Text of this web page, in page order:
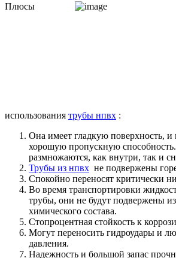
Плюсы
использования трубы нпвх :
Она имеет гладкую поверхность, и
хорошую пропускную
размножаются, как внутри, так и
Трубы из нпвх не подвержены
Спокойно переносят критически
Во время транспортировки
трубы, они не будут подвержены
химического состава.
Стопроцентная стойкость к
Могут переносить гидроудары и
давления.
Надежность и большой запас